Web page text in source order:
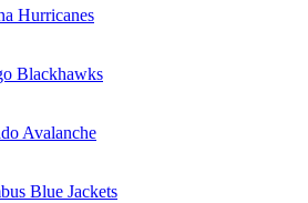
Hurricanes
Blackhawks
Avalanche
Blue Jackets